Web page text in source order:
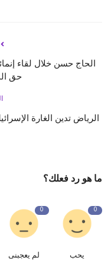
الحاج حسن خلال لقاء
حق
الرياض تدين الغارة
ما هو رد فعلك؟
0
يحب
0
لم يعجبنى